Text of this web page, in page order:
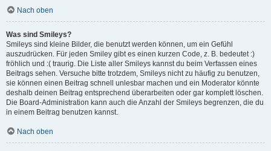
Nach oben
Was sind Smileys?
Smileys sind kleine Bilder, die benutzt werden können, um ein Gefühl
auszudrücken. Für jeden Smiley gibt es einen kurzen Code, z. B. bedeutet :)
fröhlich und :( traurig. Die Liste aller Smileys kannst du beim Verfassen eines
Beitrags sehen. Versuche bitte trotzdem, Smileys nicht zu häufig zu benutzen,
sie können einen Beitrag schnell unlesbar machen und ein Moderator könnte
deshalb deinen Beitrag entsprechend überarbeiten oder gar komplett löschen.
Die Board-Administration kann auch die Anzahl der Smileys begrenzen, die du
in einem Beitrag benutzen kannst.
Nach oben